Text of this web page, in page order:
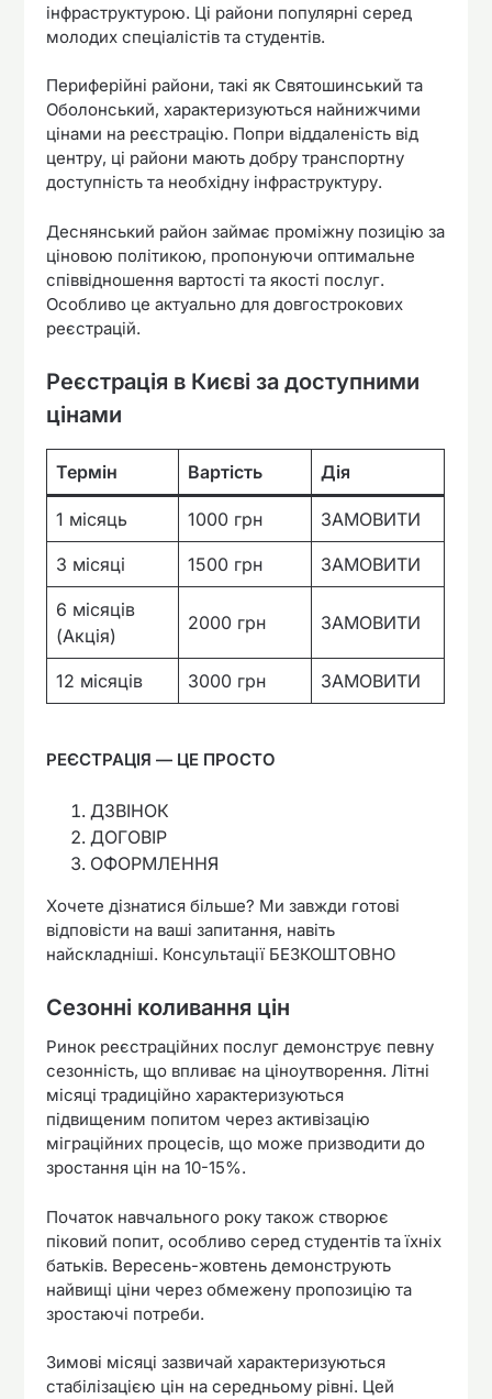
інфраструктурою. Ці райони популярні серед
молодих спеціалістів та студентів.
Периферійні райони, такі як Святошинський та
Оболонський, характеризуються найнижчими
цінами на реєстрацію. Попри віддаленість від
центру, ці райони мають добру транспортну
доступність та необхідну інфраструктуру.
Деснянський район займає проміжну позицію за
ціновою політикою, пропонуючи оптимальне
співвідношення вартості та якості послуг.
Особливо це актуально для довгострокових
реєстрацій.
Реєстрація в Києві за доступними
цінами
Термін Вартість Дія
1 місяць 1000 грн ЗАМОВИТИ
3 місяці 1500 грн ЗАМОВИТИ
6 місяців
(Акція)
2000 грн ЗАМОВИТИ
12 місяців 3000 грн ЗАМОВИТИ
РЕЄСТРАЦІЯ — ЦЕ ПРОСТО
ДЗВІНОК
ДОГОВІР
ОФОРМЛЕННЯ
Хочете дізнатися більше? Ми завжди готові
відповісти на ваші запитання, навіть
найскладніші. Консультації БЕЗКОШТОВНО
Сезонні коливання цін
Ринок реєстраційних послуг демонструє певну
сезонність, що впливає на ціноутворення. Літні
місяці традиційно характеризуються
підвищеним попитом через активізацію
міграційних процесів, що може призводити до
зростання цін на 10-15%.
Початок навчального року також створює
піковий попит, особливо серед студентів та їхніх
батьків. Вересень-жовтень демонструють
найвищі ціни через обмежену пропозицію та
зростаючі потреби.
Зимові місяці зазвичай характеризуються
стабілізацією цін на середньому рівні. Цей